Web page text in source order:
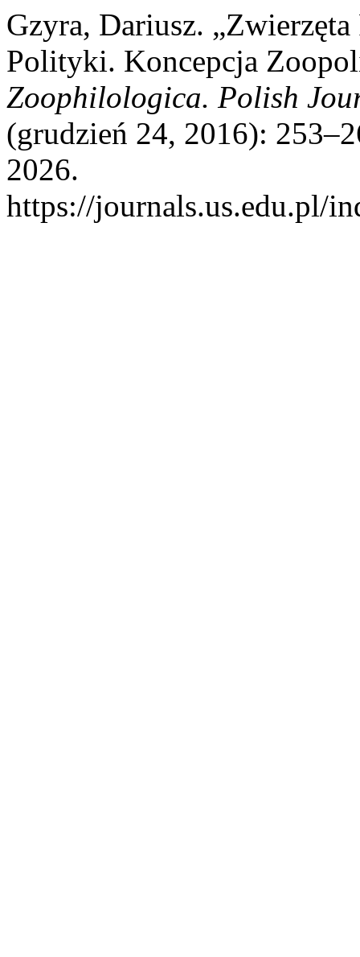
Gzyra, Dariusz.
Polityki. Koncepcja
Zoophilologica. Polish
(grudzień 24, 2016):
2026.
https://journals.us.edu.pl/